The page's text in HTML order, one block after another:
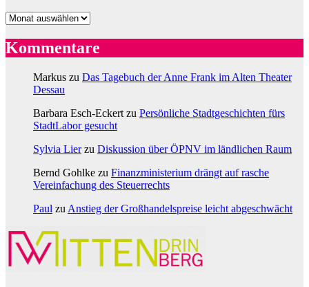
Archiv
Kommentare
Markus zu Das Tagebuch der Anne Frank im Alten Theater
Dessau
Barbara Esch-Eckert zu Persönliche Stadtgeschichten fürs
StadtLabor gesucht
Sylvia Lierzu Diskussion über ÖPNV im ländlichen Raum
Bernd Gohlke zu Finanzministerium drängt auf rasche
Vereinfachung des Steuerrechts
Paul zu Anstieg der Großhandelspreise leicht abgeschwächt